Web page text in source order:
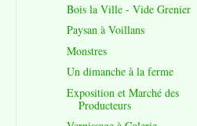
Bois la Ville - Vide Grenier
Paysan à Voillans
Monstres
Un dimanche à la ferme
Exposition et Marché des
Producteurs